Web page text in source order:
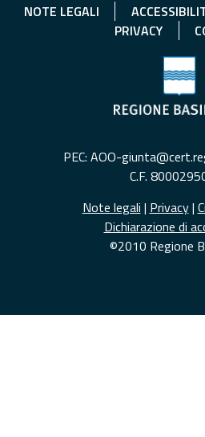
NOTE LEGALI
PRIVACY
PEC: AOO-
C.F.
Note legali | Privacy|
Dichiarazione di
©2010 Regione